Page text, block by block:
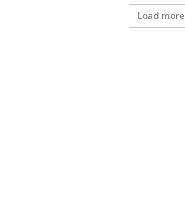
Load more